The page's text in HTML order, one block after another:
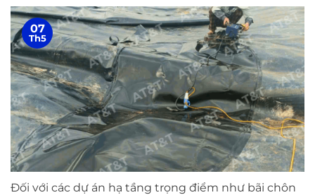
07
Th5
Đối với các dự án hạ tầng trọng điểm như bãi chôn